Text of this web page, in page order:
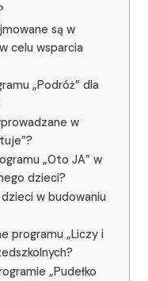
są w
celu wsparcia
„Podróż” dla
w
„Oto JA” w
dzieci?
w budowaniu
programu „Liczy i
„Pudełko